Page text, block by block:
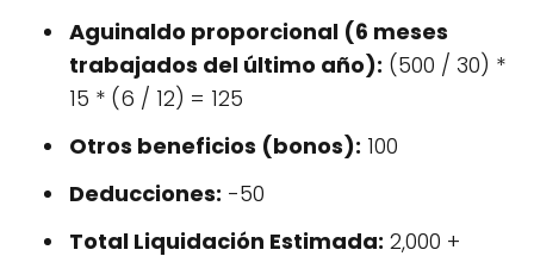
Aguinaldo proporcional (6 meses
trabajados del último año): (500 / 30) *
15 * (6 / 12) = 125
Otros beneficios (bonos): 100
Deducciones: -50
Total Liquidación Estimada: 2,000 +